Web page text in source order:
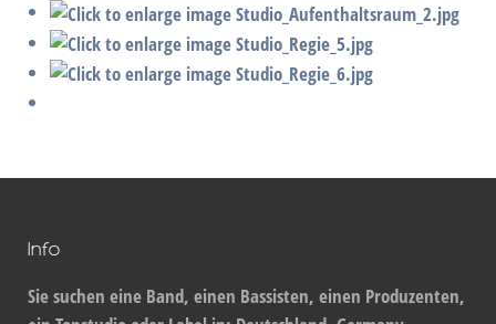
Info
Sie suchen eine Band, einen Bassisten, einen Produzenten,